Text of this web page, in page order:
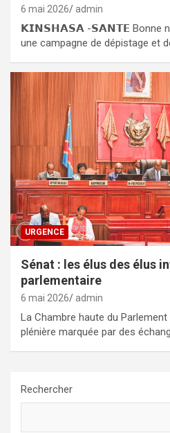
6 mai 2026 admin
𝗞𝗜𝗡𝗦𝗛𝗔𝗦𝗔 -𝗦𝗔𝗡𝗧𝗘 Bonne
une campagne de dépistage et
URGENCE
Sénat : les élus des élus
parlementaire
6 mai 2026 admin
La Chambre haute du
plénière marquée par des
Rechercher